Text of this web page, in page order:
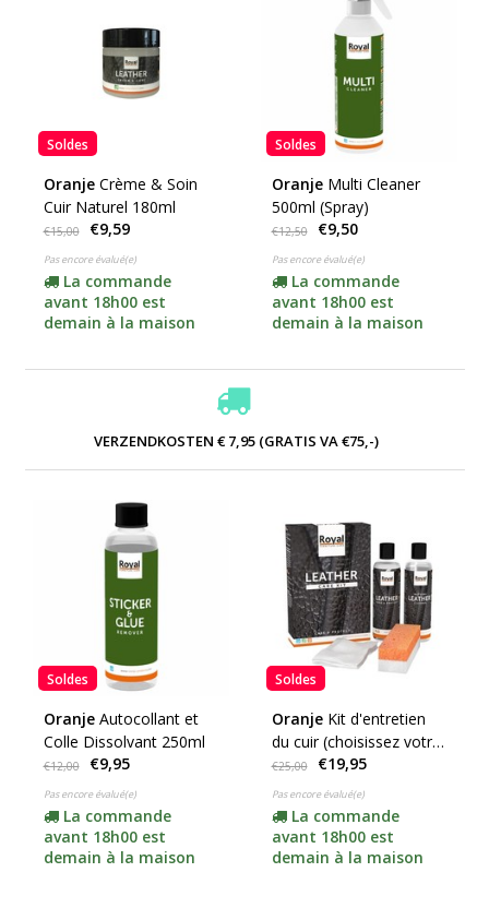
Soldes
Oranje Crème & Soin
Cuir Naturel 180ml
€15,00 €9,59
Pas encore évalué(e)
La commande
avant 18h00 est
demain à la maison
Soldes
Oranje Multi Cleaner
500ml (Spray)
€12,50 €9,50
Pas encore évalué(e)
La commande
avant 18h00 est
demain à la maison
VERZENDKOSTEN € 7,95 (GRATIS VA €75,-)
Soldes
Oranje Autocollant et
Colle Dissolvant 250ml
€12,00 €9,95
Pas encore évalué(e)
La commande
avant 18h00 est
demain à la maison
Soldes
Oranje Kit d'entretien
du cuir (choisissez votre
contenu)
€25,00 €19,95
Pas encore évalué(e)
La commande
avant 18h00 est
demain à la maison